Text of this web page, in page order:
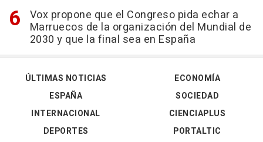
Vox propone que el Congreso pida echar a
Marruecos de la organización del Mundial de
2030 y que la final sea en España
ÚLTIMAS NOTICIAS
ESPAÑA
INTERNACIONAL
DEPORTES
ECONOMÍA
SOCIEDAD
CIENCIAPLUS
PORTALTIC